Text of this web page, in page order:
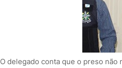
O delegado conta que o preso